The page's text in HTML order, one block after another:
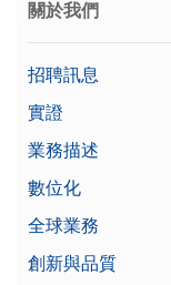
關於我們
招聘訊息
實證
業務描述
數位化
全球業務
創新與品質